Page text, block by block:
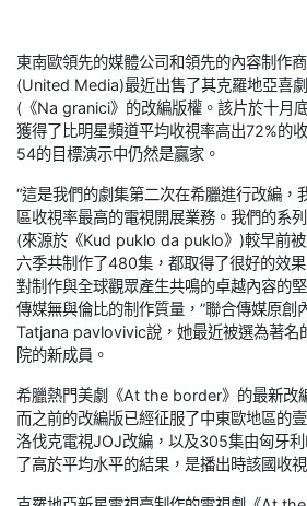
東南歐領先的媒體公司和領先的內容制作
(United Media)最近出售了其克羅地亞喜
(《Na granici》的改編版權。該片於十月
獲得了比明星頻道平均收視率高出72%的
54的目標演示中仍然是贏家。
“這是我們的劇集第二次在希臘進行改編，
區收視率最高的電視開展業務。我們的系
(來源於《Kud puklo da puklo》)較早前被
六季共制作了480集，都取得了很好的效
對制作與全球觀眾產生共鳴的卓越內容的
傳媒無與倫比的制作質量，”聯合傳媒原創
Tatjana pavlovivic說，她最近被選為著名
院的新成員。
希臘熱門美劇《At the border》的最新改
而之前的改編版已經征服了中東歐地區的
洛伐克電視JOJ改編，以及305集由匈牙
了高於平均水平的結果，是播出時該國收